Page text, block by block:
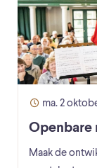
ma. 2
Openbare
Maak de